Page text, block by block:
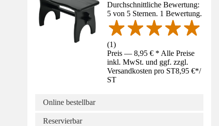
Durchschnittliche Bewertung:
5 von 5 Sternen. 1 Bewertung.
(1)
Preis — 8,95 € * Alle Preise
inkl. MwSt. und ggf. zzgl.
Versandkosten pro ST8,95 €*/
ST
Online bestellbar
Reservierbar